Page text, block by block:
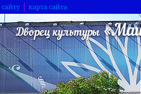
карта сайта